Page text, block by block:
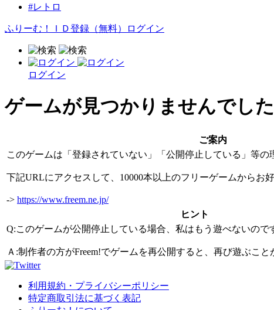
#レトロ
ふりーむ！ＩＤ登録（無料） ログイン
ログイン
ゲームが見つかりませんでした
ご案内
このゲームは「登録されていない」「公開停止している」等の
下記URLにアクセスして、10000本以上のフリーゲームからお
-> https://www.freem.ne.jp/
ヒント
Q:このゲームが公開停止している場合、私はもう遊べないので
Ａ:制作者の方がFreem!でゲームを再公開すると、再び遊ぶこと
利用規約・プライバシーポリシー
特定商取引法に基づく表記